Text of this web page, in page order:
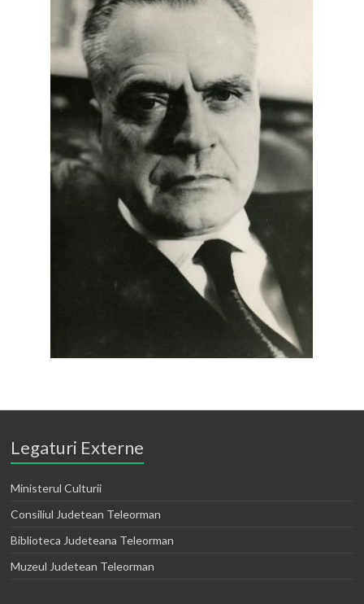
Legaturi Externe
Ministerul Culturii
Consiliul Judetean Teleorman
Biblioteca Judeteana Teleorman
Muzeul Judetean Teleorman